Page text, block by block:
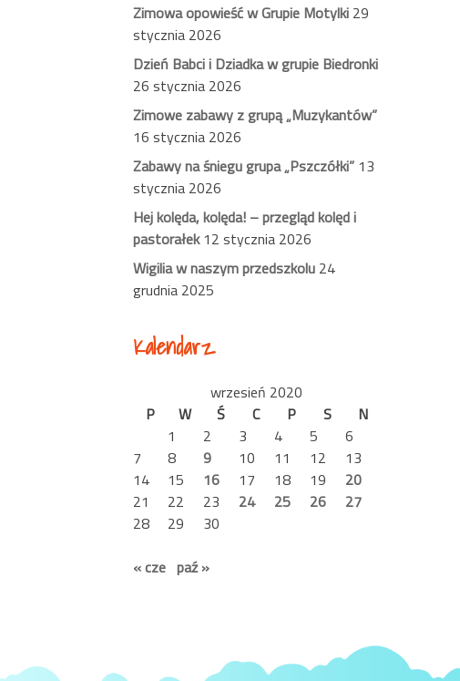
Zimowa opowieść w Grupie Motylki 29
stycznia 2026
Dzień Babci i Dziadka w grupie Biedronki
26 stycznia 2026
Zimowe zabawy z grupą „Muzykantów”
16 stycznia 2026
Zabawy na śniegu grupa „Pszczółki” 13
stycznia 2026
Hej kolęda, kolęda! – przegląd kolęd i
pastorałek 12 stycznia 2026
Wigilia w naszym przedszkolu 24
grudnia 2025
Kalendarz
wrzesień 2020
P
W Ś C P S
N
1
2 3 4 5
6
7
8 9 10 11 12
13
14
15 16 17 18 19
20
21
22 23 24 25 26
27
28
29
30
« cze paź »